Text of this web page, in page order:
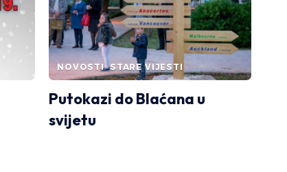
NOVOSTI STARE VIJESTI
Putokazi do Blaćana u
svijetu